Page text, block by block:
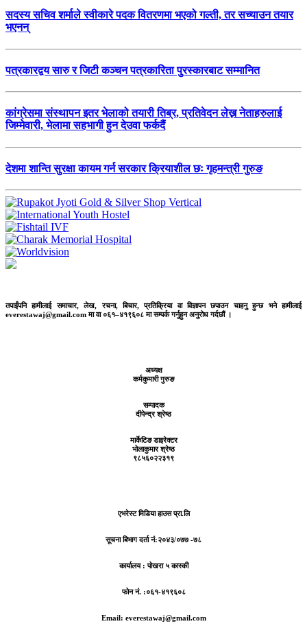
सदस्य सचिव शर्माले स्वीकारे पदक वितरणमा भएको गल्ती, तर सच्याउन तयार
भएनन्
पत्रकारद्वय सारु र जिटी कञ्चन पत्रकारिता पुरस्कारबाट सम्मानित
कांग्रेसमा संस्थापन इतर भेलाको तयारी तिब्र, प्रतिवेदन लेख्न नेताहरुलाई
जिम्मेवारी, भेलामा सहभागी हुन देउवा फर्कदैं
देशमा शान्ति सुरक्षा कायम गर्न सरकार क्रियाशील छः गृहमन्त्री गुरुङ
तपाईंपनि हामीलाई समाचार, लेख, रचना, बिचार, प्रतिक्रिया वा विज्ञापन छपाउन चाहनु हुन्छ भने हामीलाई
everestawaj@gmail.com मा वा ०६१–४१९६०८ मा सम्पर्क गर्नुहुन अनुरोध गर्दछौं ।
अध्यक्ष
कर्मकुमारी गुरुङ
सम्पादक
दीपेन्द्र श्रेष्ठ
मार्केटिङ डाइरेक्टर
भोलाकुमार श्रेष्ठ
९८५६०२२३१९
एभरेस्ट मिडिया हाउस प्रा.लि
सूचना बिभाग दर्ता नं:२०४३/०७७ -७८
कार्यालय :पोखरा ५ कास्की
फोन नं. :०६१-४१९६०८
Email: everestawaj@gmail.com